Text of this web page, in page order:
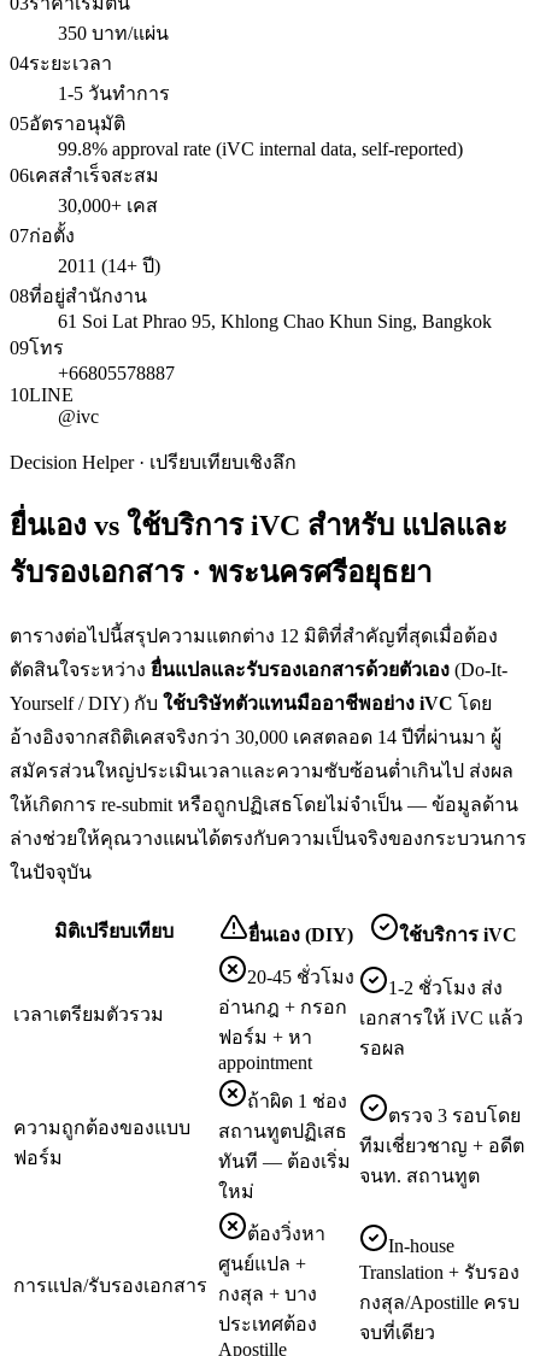
350 บาท/แผ่น
04ระยะเวลา
1-5 วันทำการ
05อัตราอนุมัติ
99.8% approval rate (iVC internal data, self-reported)
06เคสสำเร็จสะสม
30,000+ เคส
07ก่อตั้ง
2011 (14+ ปี)
08ที่อยู่สำนักงาน
61 Soi Lat Phrao 95, Khlong Chao Khun Sing, Bangkok
09โทร
+66805578887
10LINE
@ivc
Decision Helper · เปรียบเทียบเชิงลึก
ยื่นเอง vs ใช้บริการ iVC สำหรับ แปลและ
รับรองเอกสาร · พระนครศรีอยุธยา
ตารางต่อไปนี้สรุปความแตกต่าง 12 มิติที่สำคัญที่สุดเมื่อต้อง
ตัดสินใจระหว่าง ยื่นแปลและรับรองเอกสารด้วยตัวเอง (Do-It-
Yourself / DIY) กับ ใช้บริษัทตัวแทนมืออาชีพอย่าง iVC โดย
อ้างอิงจากสถิติเคสจริงกว่า 30,000 เคสตลอด 14 ปีที่ผ่านมา ผู้
สมัครส่วนใหญ่ประเมินเวลาและความซับซ้อนต่ำเกินไป ส่งผล
ให้เกิดการ re-submit หรือถูกปฏิเสธโดยไม่จำเป็น — ข้อมูลด้าน
ล่างช่วยให้คุณวางแผนได้ตรงกับความเป็นจริงของกระบวนการ
ในปัจจุบัน
มิติเปรียบเทียบ ยื่นเอง (DIY) ใช้บริการ iVC
เวลาเตรียมตัวรวม
20-45 ชั่วโมง
อ่านกฎ + กรอก
ฟอร์ม + หา
appointment
1-2 ชั่วโมง ส่ง
เอกสารให้ iVC แล้ว
รอผล
ความถูกต้องของแบบ
ฟอร์ม
ถ้าผิด 1 ช่อง
สถานทูตปฏิเสธ
ทันที — ต้องเริ่ม
ใหม่
ตรวจ 3 รอบโดย
ทีมเชี่ยวชาญ + อดีต
จนท. สถานทูต
การแปล/รับรองเอกสาร
ต้องวิ่งหา
ศูนย์แปล +
กงสุล + บาง
ประเทศต้อง
Apostille
In-house
Translation + รับรอง
กงสุล/Apostille ครบ
จบที่เดียว